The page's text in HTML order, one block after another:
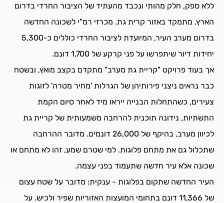
ללא ספק, חלק מהותי ונכבד מהעתיד של הציבור החרדי בדרום
הארץ, מתמקד באזור קרית גת. מכרזי רמ"י לשכונה החדשה
בדרום מערב העיר, המיועדת לציבור החרדי כוללים כ-5,300
יחידות דיור שיתפרשו על פני קרקע של 1,700 דונם.
אך בעוד פרויקט "קריית גת מערב" מתקדם בקצב מואץ, ובשטח
כבר נראים ניצני פירותיהן של הגרלות 'מחיר מטרה' לזוגות
צעירים, כשהתחלות הבנייה ייראו מיד לאחר סיום הקמת
התשתיות, נידונה תוכנית להרחבה משמעותית של קריית גת
לכיוון מערב, בהיקף של 26,000 דונמים. מדובר ההרחבה
שתכלול גם את מתחם פלוגות. למי שטרם שמע, זהו לא מתחם או
שכונה אלא עיר חדשה שתעמוד בפני עצמה.
העיר החדשה שתקום בפלוגות - ענקית: מדובר על שטח עצום
של 11,366 דונם בתחומי המועצות האזוריות שפיר ולכיש. על